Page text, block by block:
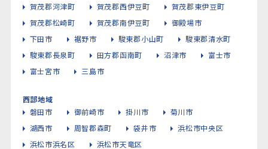
賀茂郡河津町
賀茂郡西伊豆町
賀茂郡東伊豆町
賀茂郡松崎町
賀茂郡南伊豆町
御殿場市
下田市
裾野市 駿東郡小山町
駿東郡清水町
駿東郡長泉町
田方郡函南町 沼津市
富士市
富士宮市
三島市
西部地域
磐田市
御前崎市 掛川市
菊川市
湖西市
周智郡森町 袋井市
浜松市中央区
浜松市浜名区
浜松市天竜区